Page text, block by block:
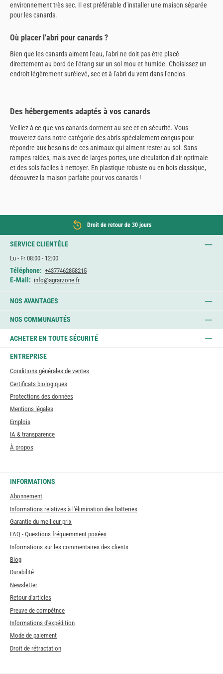
environnement très sec. Il est préférable d'installer une maison séparée
pour les canards.
Où placer l'abri pour canards ?
Bien que les canards aiment l'eau, l'abri ne doit pas être placé
directement au bord de l'étang sur un sol mou et humide. Choisissez un
endroit légèrement surélevé, sec et à l'abri du vent dans l'enclos.
Des hébergements adaptés à vos canards
Veillez à ce que vos canards dorment au sec et en sécurité. Vous
trouverez dans notre catégorie des abris spécialement conçus pour
répondre aux besoins de ces animaux qui aiment rester au sol. Sans
rampes raides, mais avec de larges portes, une circulation d'air optimale
et des sols faciles à nettoyer. En plastique robuste ou en bois classique,
découvrez la maison parfaite pour vos canards !
Droit de retour de 30 jours
SERVICE CLIENTÈLE
Lu - Fr 08:00 - 12:00
Téléphone: +4377462858215
E-Mail: info@agrarzone.fr
NOS AVANTAGES
NOS COMMUNAUTÉS
ACHETER EN TOUTE SÉCURITÉ
ENTREPRISE
Conditions générales de ventes
Certificats biologiques
Protections des données
Mentions légales
Emplois
IA & transparence
À propos
INFORMATIONS
Abonnement
Informations relatives à l'élimination des batteries
Garantie du meilleur prix
FAQ - Questions fréquemment posées
Informations sur les commentaires des clients
Blog
Durabilité
Newsletter
Retour d'articles
Preuve de compétnce
Informations d'expédition
Mode de paiement
Droit de rétractation